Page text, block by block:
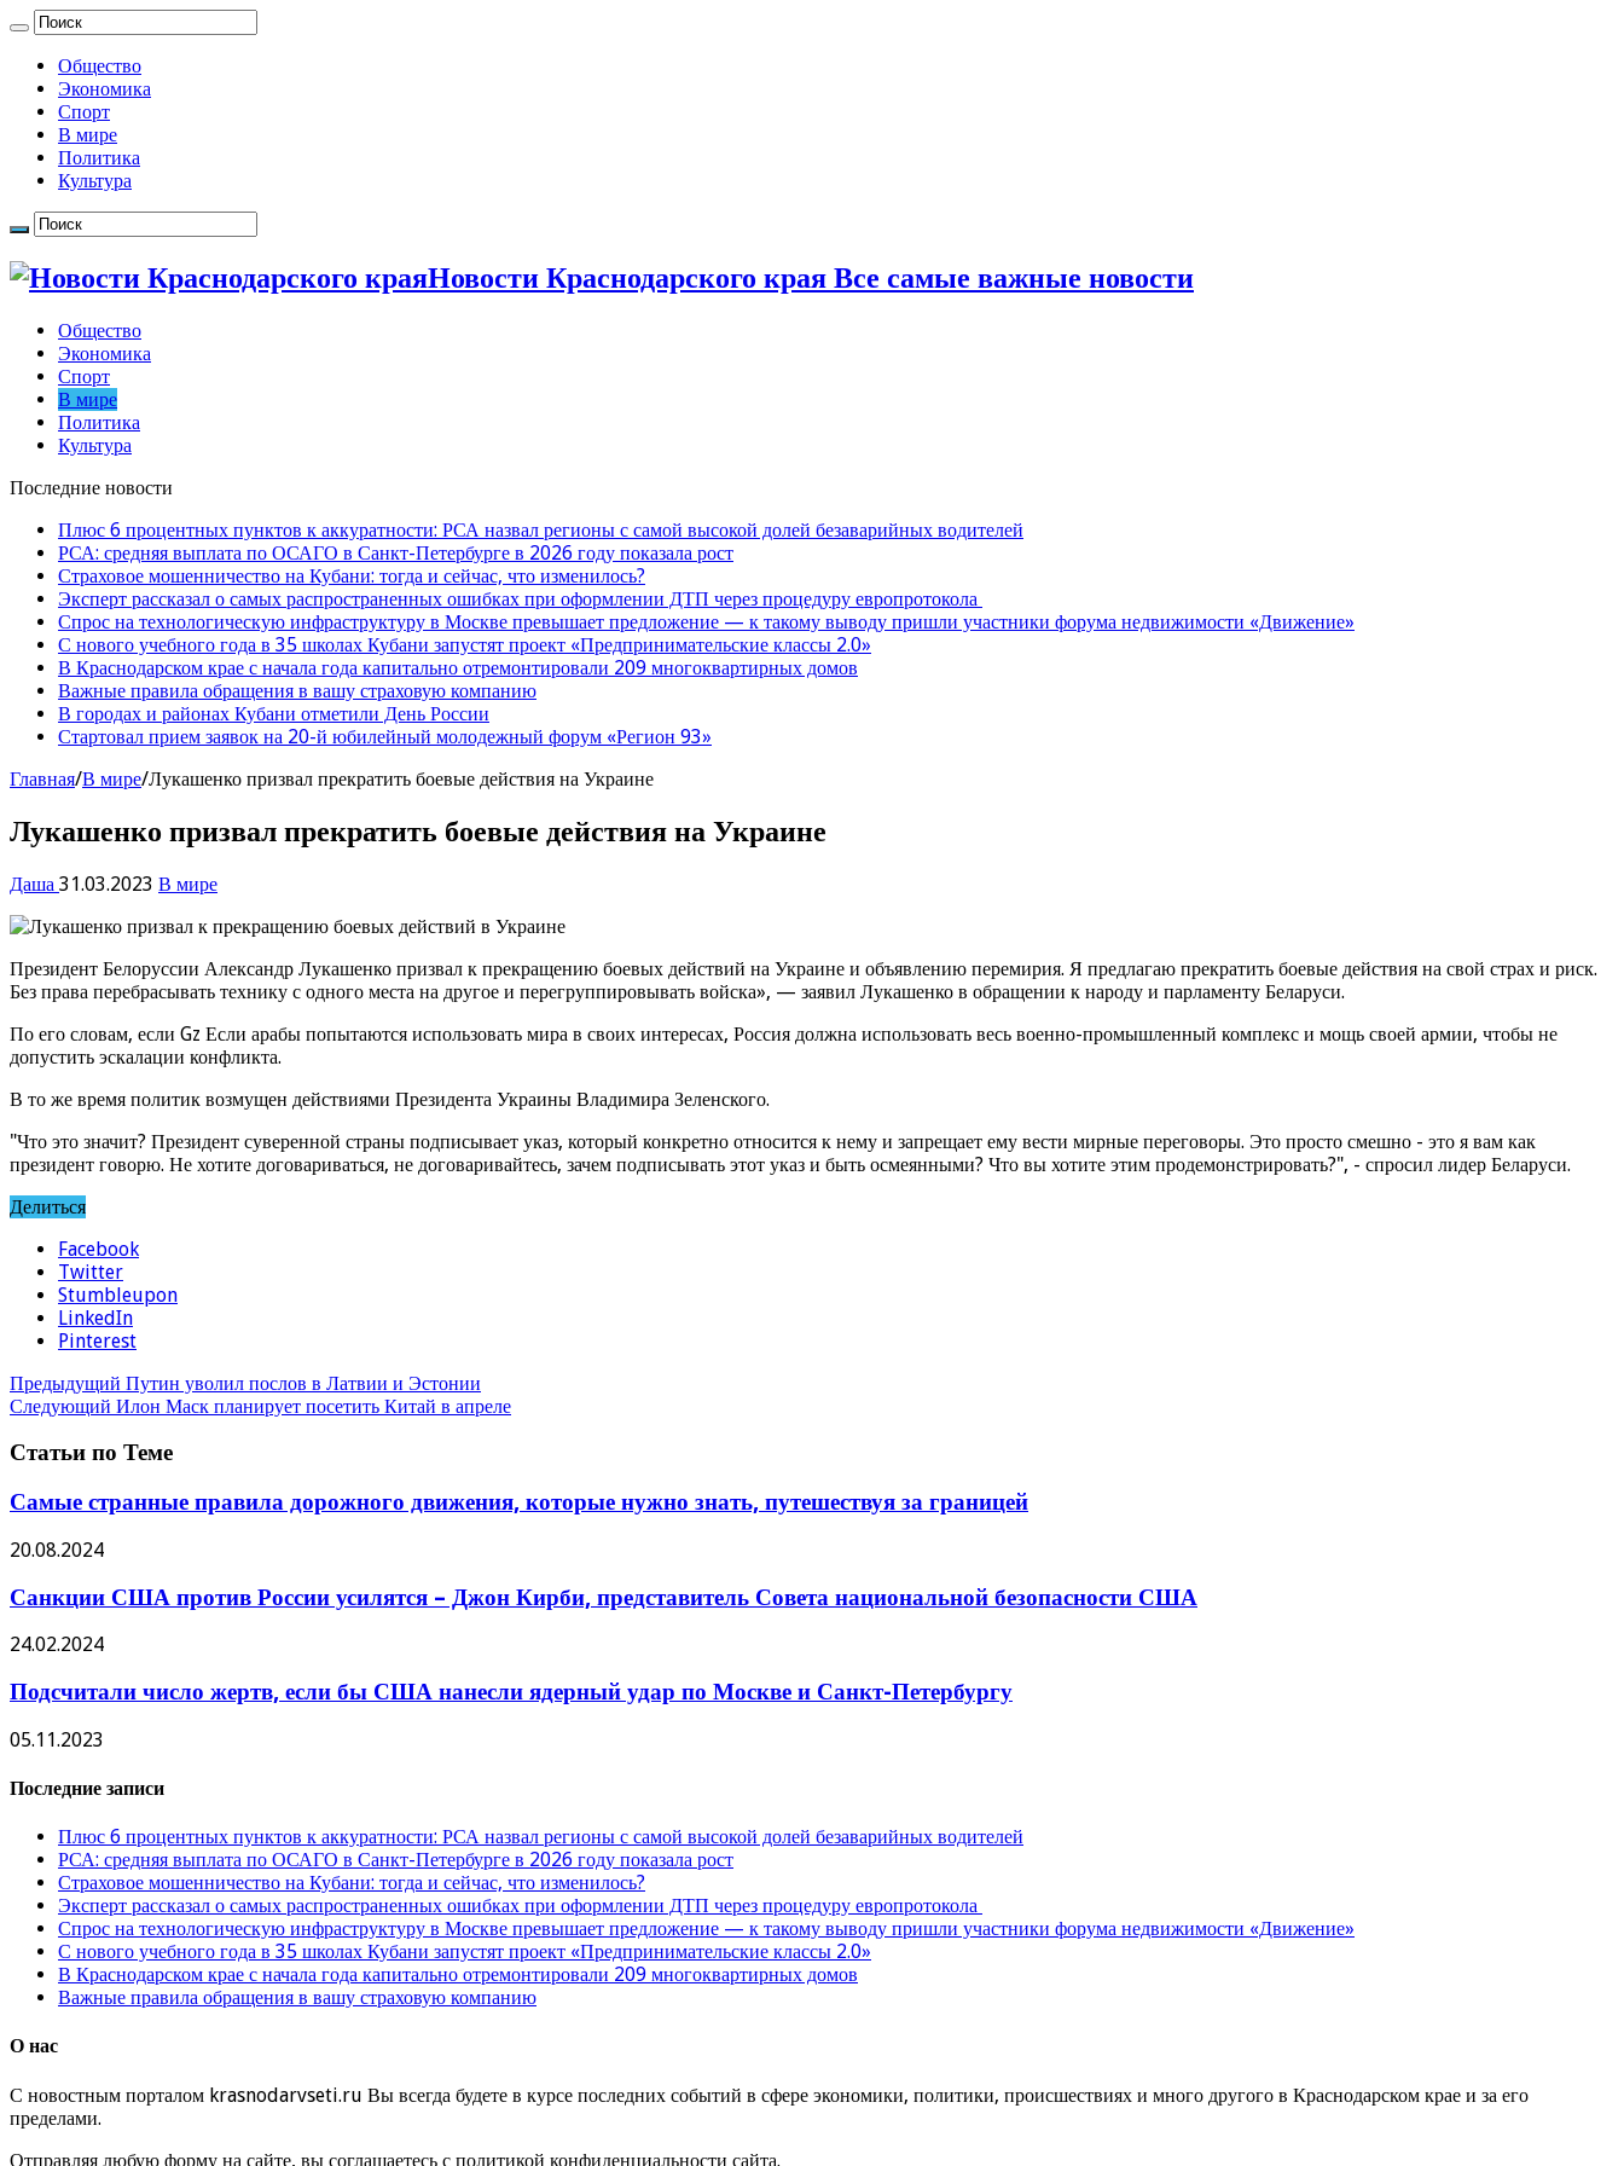
Общество
Экономика
Спорт
В мире
Политика
Культура
Новости Краснодарского края Все самые важные новости
Общество
Экономика
Спорт
В мире
Политика
Культура
Последние новости
Плюс 6 процентных пунктов к аккуратности: РСА назвал регионы с самой высокой долей безаварийных водителей
РСА: средняя выплата по ОСАГО в Санкт-Петербурге в 2026 году показала рост
Страховое мошенничество на Кубани: тогда и сейчас, что изменилось?
Эксперт рассказал о самых распространенных ошибках при оформлении ДТП через процедуру европротокола
Спрос на технологическую инфраструктуру в Москве превышает предложение — к такому выводу пришли участники форума недвижимости «Движение»
С нового учебного года в 35 школах Кубани запустят проект «Предпринимательские классы 2.0»
В Краснодарском крае с начала года капитально отремонтировали 209 многоквартирных домов
Важные правила обращения в вашу страховую компанию
В городах и районах Кубани отметили День России
Стартовал прием заявок на 20-й юбилейный молодежный форум «Регион 93»
Главная/В мире/Лукашенко призвал прекратить боевые действия на Украине
Лукашенко призвал прекратить боевые действия на Украине
Даша 31.03.2023 В мире
Президент Белоруссии Александр Лукашенко призвал к прекращению боевых действий на Украине и объявлению перемирия. Я предлагаю прекратить боевые действия на свой страх и риск.
Без права перебрасывать технику с одного места на другое и перегруппировывать войска», — заявил Лукашенко в обращении к народу и парламенту Беларуси.
По его словам, если Gz Если арабы попытаются использовать мира в своих интересах, Россия должна использовать весь военно-промышленный комплекс и мощь своей армии, чтобы не
допустить эскалации конфликта.
В то же время политик возмущен действиями Президента Украины Владимира Зеленского.
"Что это значит? Президент суверенной страны подписывает указ, который конкретно относится к нему и запрещает ему вести мирные переговоры. Это просто смешно - это я вам как
президент говорю. Не хотите договариваться, не договаривайтесь, зачем подписывать этот указ и быть осмеянными? Что вы хотите этим продемонстрировать?", - спросил лидер Беларуси.
Делиться
Facebook
Twitter
Stumbleupon
LinkedIn
Pinterest
Предыдущий Путин уволил послов в Латвии и Эстонии
Следующий Илон Маск планирует посетить Китай в апреле
Статьи по Теме
Самые странные правила дорожного движения, которые нужно знать, путешествуя за границей
20.08.2024
Санкции США против России усилятся – Джон Кирби, представитель Совета национальной безопасности США
24.02.2024
Подсчитали число жертв, если бы США нанесли ядерный удар по Москве и Санкт-Петербургу
05.11.2023
Последние записи
Плюс 6 процентных пунктов к аккуратности: РСА назвал регионы с самой высокой долей безаварийных водителей
РСА: средняя выплата по ОСАГО в Санкт-Петербурге в 2026 году показала рост
Страховое мошенничество на Кубани: тогда и сейчас, что изменилось?
Эксперт рассказал о самых распространенных ошибках при оформлении ДТП через процедуру европротокола
Спрос на технологическую инфраструктуру в Москве превышает предложение — к такому выводу пришли участники форума недвижимости «Движение»
С нового учебного года в 35 школах Кубани запустят проект «Предпринимательские классы 2.0»
В Краснодарском крае с начала года капитально отремонтировали 209 многоквартирных домов
Важные правила обращения в вашу страховую компанию
О нас
С новостным порталом krasnodarvseti.ru Вы всегда будете в курсе последних событий в сфере экономики, политики, происшествиях и много другого в Краснодарском крае и за его
пределами.
Отправляя любую форму на сайте, вы соглашаетесь с политикой конфиденциальности сайта.